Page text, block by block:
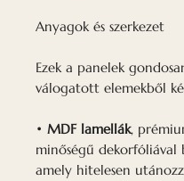
Anyagok és szerkezet
Ezek a panelek
válogatott elemekből
• MDF lamellák,
minőségű dekorfóliával
amely hitelesen